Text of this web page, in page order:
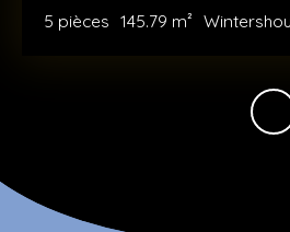
5 pièces 145.79 m²